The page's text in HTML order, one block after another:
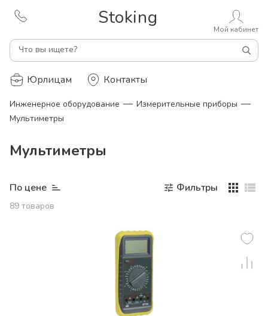
Stoking
Что вы ищете?
Мой кабинет
Юрлицам Контакты
Инженерное оборудование — Измерительные приборы —
Мультиметры
Мультиметры
По цене
89 товаров
Фильтры